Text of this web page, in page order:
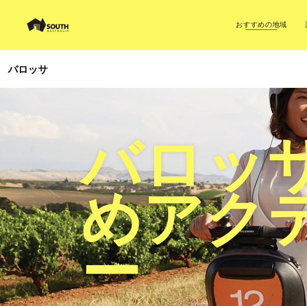
おすすめの地域
バロッサ
バロッ
めアク
ー